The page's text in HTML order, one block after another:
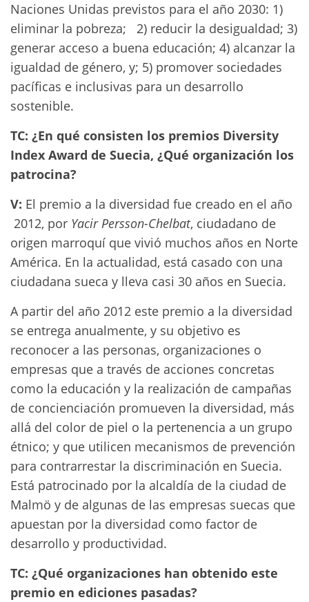
Naciones Unidas previstos para el año 2030: 1)
eliminar la pobreza; 2) reducir la desigualdad; 3)
generar acceso a buena educación; 4) alcanzar la
igualdad de género, y; 5) promover sociedades
pacíficas e inclusivas para un desarrollo
sostenible.
TC: ¿En qué consisten los premios Diversity
Index Award de Suecia, ¿Qué organización los
patrocina?
V: El premio a la diversidad fue creado en el año
2012, por Yacir Persson-Chelbat, ciudadano de
origen marroquí que vivió muchos años en Norte
América. En la actualidad, está casado con una
ciudadana sueca y lleva casi 30 años en Suecia.
A partir del año 2012 este premio a la diversidad
se entrega anualmente, y su objetivo es
reconocer a las personas, organizaciones o
empresas que a través de acciones concretas
como la educación y la realización de campañas
de concienciación promueven la diversidad, más
allá del color de piel o la pertenencia a un grupo
étnico; y que utilicen mecanismos de prevención
para contrarrestar la discriminación en Suecia.
Está patrocinado por la alcaldía de la ciudad de
Malmö y de algunas de las empresas suecas que
apuestan por la diversidad como factor de
desarrollo y productividad.
TC: ¿Qué organizaciones han obtenido este
premio en ediciones pasadas?